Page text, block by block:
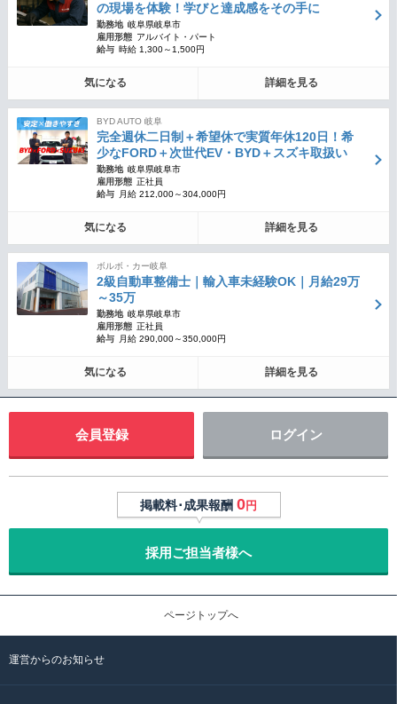
の現場を体験！学びと達成感をその手に
勤務地 岐阜県岐阜市
雇用形態 アルバイト・パート
給与 時給 1,300～1,500円
気になる 詳細を見る
BYD AUTO 岐阜
完全週休二日制＋希望休で実質年休120日！希
少なFORD＋次世代EV・BYD＋スズキ取扱い
勤務地 岐阜県岐阜市
雇用形態 正社員
給与
月給 212,000～304,000円
気になる 詳細を見る
ボルボ・カー岐阜
2級自動車整備士｜輸入車未経験OK｜月給29万
～35万
勤務地 岐阜県岐阜市
雇用形態 正社員
給与
月給 290,000～350,000円
気になる 詳細を見る
会員登録 ログイン
掲載料･成果報酬 0円
採用ご担当者様へ
ページトップへ
運営からのお知らせ